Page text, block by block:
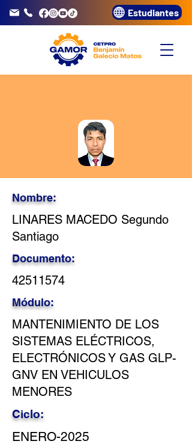
3320072 Estudiantes
Nombre:
LINARES MACEDO Segundo
Santiago
Documento:
42511574
Módulo:
MANTENIMIENTO DE LOS
SISTEMAS ELÉCTRICOS,
ELECTRÓNICOS Y GAS GLP-
GNV EN VEHICULOS
MENORES
Ciclo:
ENERO-2025